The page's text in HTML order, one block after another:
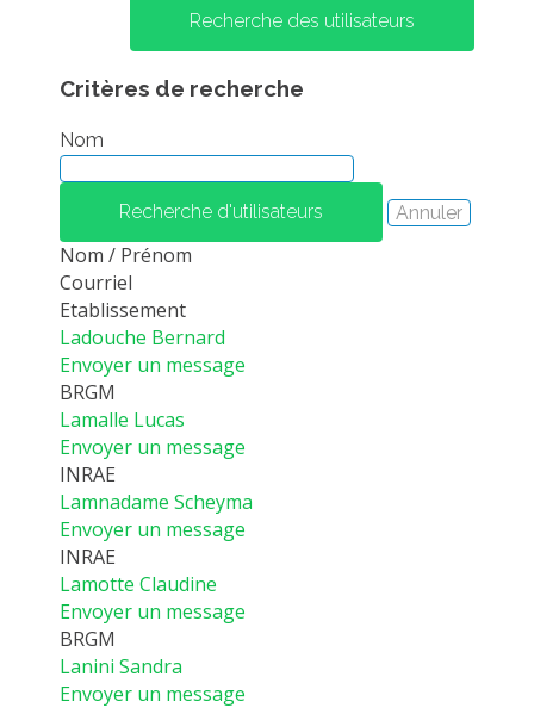
LES DOMAINES SCIENTIFIQUES
LES ÉQUIPES
RECRUTEMENT
PLATEFORMES EXPÉRIMENTALES
PROJETS EN COURS
PROJETS TERMINÉS
NOS RÉSEAUX SCIENTIFIQUES ET TECHNIQUES
SÉMINAIRES RÉGULIERS
FORMATION
MASTER
INGÉNIEUR
FORMATION CONTINUE
FORMATION DOCTORALE
THÈSES EN COURS
MOOC
PRODUCTION
MÉTHODES ET OUTILS
Recherche des utilisateurs
Critères de recherche
Nom
Nom / Prénom
Courriel
Etablissement
Ladouche Bernard
Envoyer un message
BRGM
Lamalle Lucas
Envoyer un message
INRAE
Lamnadame Scheyma
Envoyer un message
INRAE
Lamotte Claudine
Envoyer un message
BRGM
Lanini Sandra
Envoyer un message